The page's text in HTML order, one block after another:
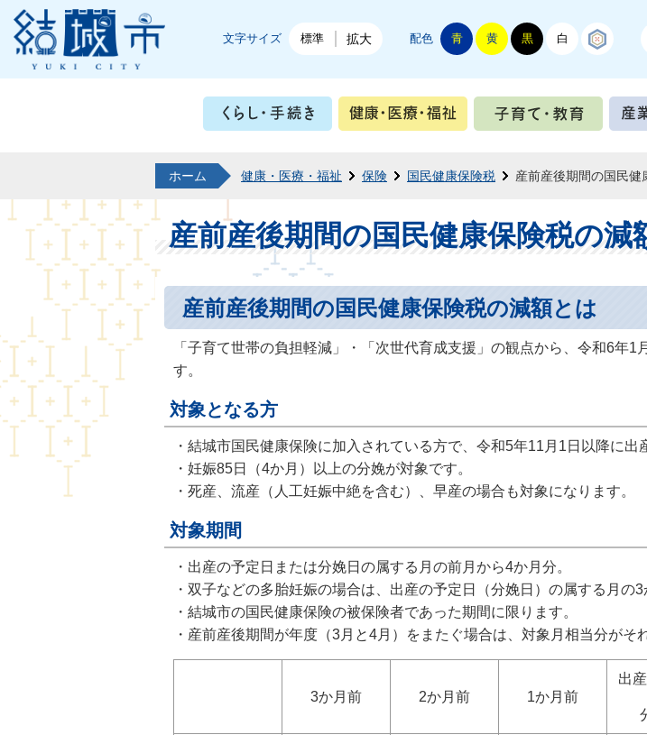
結城市公式ホームページ
文字サイズ 標準 拡大 配色 青 黄 黒 白
くらし・手続き 健康・医療・福祉 子育
ホーム 健康・医療・福祉 保険 国民健康保険税 産前産後期間の国民健
産前産後期間の国民健康保険税の減
産前産後期間の国民健康保険税の減額とは
「子育て世帯の負担軽減」・「次世代育成支援」の観点から、令和6年
す。
対象となる方
・結城市国民健康保険に加入されている方で、令和5年11月1日以降に出
・妊娠85日（4か月）以上の分娩が対象です。
・死産、流産（人工妊娠中絶を含む）、早産の場合も対象になります。
対象期間
・出産の予定日または分娩日の属する月の前月から4か月分。
・双子などの多胎妊娠の場合は、出産の予定日（分娩日）の属する月の3
・結城市の国民健康保険の被保険者であった期間に限ります。
・産前産後期間が年度（3月と4月）をまたぐ場合は、対象月相当分がそ
3か月前 2か月前 1か月前
出